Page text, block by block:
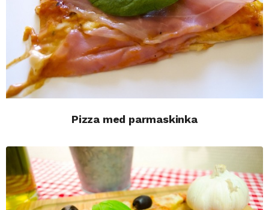
Pizza med parmaskinka